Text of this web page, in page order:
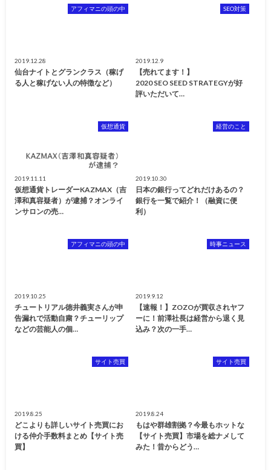
アフィマニの頭の中
2019.12.28
仙台ナイトとグランクラス（稼げ
る人と稼げない人の特徴など）
SEO対策
2019.12.9
【売れてます！】
2020 SEO SEED STRATEGYが好
評いただいて…
仮想通貨
2019.11.11
仮想通貨トレーダーKAZMAX（吉
澤和真容疑者）が逮捕？オンライ
ンサロンの売…
経営のこと
2019.10.30
日本の銀行ってどれだけあるの？
銀行を一覧で紹介！（融資に便
利）
アフィマニの頭の中
2019.10.25
チュートリアル徳井義実さんが申
告漏れで活動自粛？チューリップ
などの芸能人の個…
時事ニュース
2019.9.12
【速報！】ZOZOが買収されヤフ
ーに！前澤社長は経営から退く見
込み？次の一手…
サイト売買
2019.8.25
どこよりも詳しいサイト売買にお
ける仲介手数料まとめ【サイト売
買】
サイト売買
2019.8.24
もはや群雄割拠？今最もホットな
【サイト売買】市場を総ナメして
みた！昔からどう…